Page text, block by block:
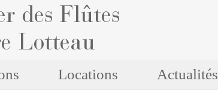
des Flûtes
Lotteau
Locations Actualités